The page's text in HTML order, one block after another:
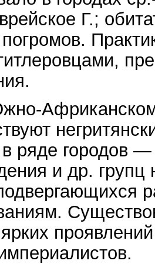
Г.;
Африканском
в ряде городов
и др. групц